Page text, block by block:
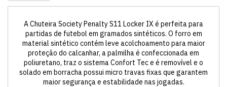
A Chuteira Society Penalty S11 Locker IX é perfeita para
partidas de futebol em gramados sintéticos. O forro em
material sintético contém leve acolchoamento para maior
proteção do calcanhar, a palmilha é confeccionada em
poliuretano, traz o sistema Confort Tec e é removível e o
solado em borracha possui micro travas fixas que garantem
maior segurança e estabilidade nas jogadas.